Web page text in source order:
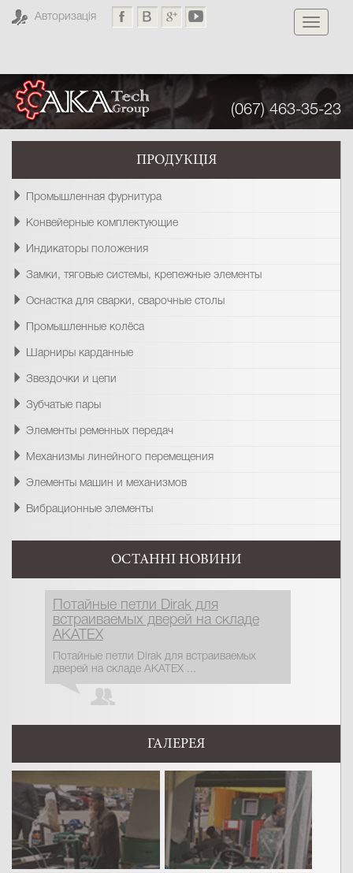
Авторизація
Toggle
(067) 463-35-23
ПРОДУКЦІЯ
Промышленная фурнитура
Конвейерные комплектующие
Индикаторы положения
Замки, тяговые системы, крепежные элементы
Оснастка для сварки, сварочные столы
Промышленные колёса
Шарниры карданные
Звездочки и цепи
Зубчатые пары
Элементы ременных передач
Механизмы линейного перемещения
Элементы машин и механизмов
Вибрационные элементы
ОСТАННІ НОВИНИ
Потайные петли Dirak для
встраиваемых дверей на складе
АКАТЕХ
Потайные петли Dirak для встраиваемых
дверей на складе АКАТЕХ ...
ГАЛЕРЕЯ